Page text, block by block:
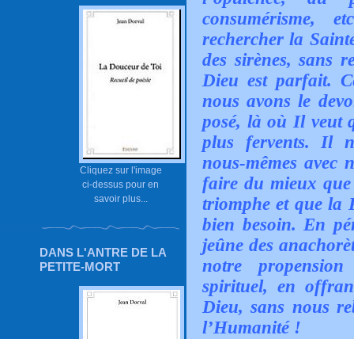
Cliquez sur l'image
ci-dessus pour en
savoir plus...
DANS L'ANTRE DE LA
PETITE-MORT
consumérisme,
rechercher la
des sirènes, sans
Dieu est parfait.
nous avons le
posé, là où Il veut
plus fervents. Il
nous-mêmes avec
faire du mieux
triomphe et que la
bien besoin. En
jeûne des
notre
spirituel, en
Dieu, sans nous
l’Humanité !